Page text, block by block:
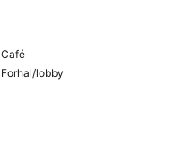
Café
Forhal/lobby